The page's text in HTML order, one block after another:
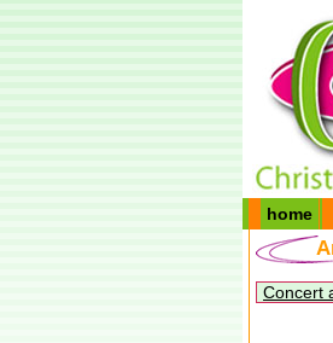
home
Concert